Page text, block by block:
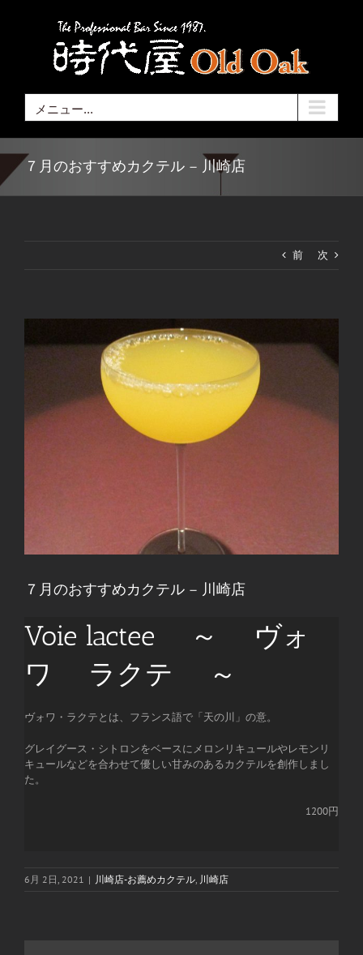
メニュー...
７月のおすすめカクテル – 川崎店
前 次
７月のおすすめカクテル – 川崎店
Voie lactee ～ ヴォ
ワ ラクテ ～
ヴォワ・ラクテとは、フランス語で「天の川」の意。
グレイグース・シトロンをベースにメロンリキュールやレモンリ
キュールなどを合わせて優しい甘みのあるカクテルを創作しまし
た。
1200円
6月 2日, 2021 | 川崎店-お薦めカクテル 川崎店